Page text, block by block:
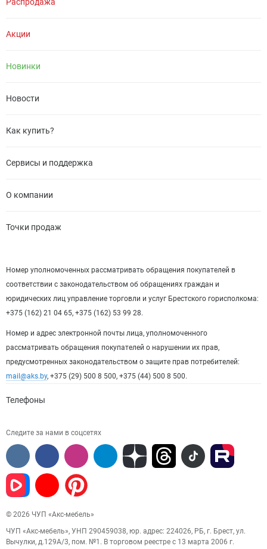
Акции
Новинки
Новости
Как купить?
Сервисы и поддержка
О компании
Точки продаж
Номер уполномоченных рассматривать обращения покупателей в
соответствии с законодательством об обращениях граждан и
юридических лиц управление торговли и услуг Брестского горисполкома:
+375 (162) 21 04 65, +375 (162) 53 99 28.
Номер и адрес электронной почты лица, уполномоченного
рассматривать обращения покупателей о нарушении их прав,
предусмотренных законодательством о защите прав потребителей:
mail@aks.by, +375 (29) 500 8 500, +375 (44) 500 8 500.
Телефоны
Следите за нами в соцсетях
© 2026 ЧУП «Акс-мебель»
ЧУП «Акс-мебель», УНП 290459038, юр. адрес: 224026, РБ, г. Брест, ул.
Вычулки, д.129А/3, пом. №1. В торговом реестре с 13 марта 2006 г.